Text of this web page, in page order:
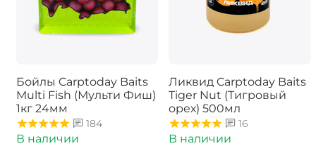
Бойлы Carptoday Baits
Multi Fish (Мульти Фиш)
1кг 24мм
184
В наличии
Ликвид Carptoday Baits
Tiger Nut (Тигровый
орех) 500мл
16
В наличии